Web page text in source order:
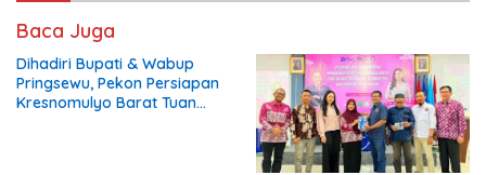
Baca Juga
Dihadiri Bupati & Wabup
Pringsewu, Pekon Persiapan
Kresnomulyo Barat Tuan